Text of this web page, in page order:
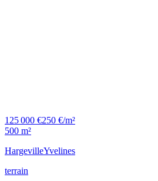
125 000 €250 €/m²
500 m²
HargevilleYvelines
terrain